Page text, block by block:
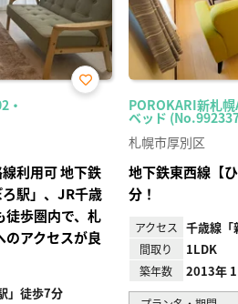
・ お気
利用可 地下鉄
駅」、JR千歳
徒歩圏内で、札
のアクセスが良
」徒歩7分
POROKARI新札
ベッド
札幌市厚別区
地下鉄東西線【
分！
アクセス 千歳線「
間取り 1LDK
築年数 2013年